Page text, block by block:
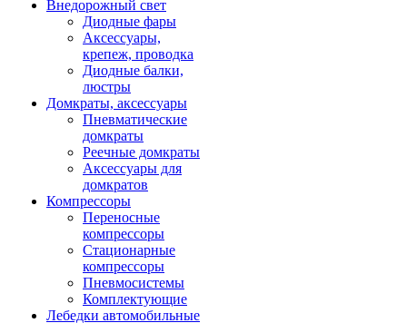
Внедорожный свет
Диодные фары
Аксессуары,
крепеж, проводка
Диодные балки,
люстры
Домкраты, аксессуары
Пневматические
домкраты
Реечные домкраты
Аксессуары для
домкратов
Компрессоры
Переносные
компрессоры
Стационарные
компрессоры
Пневмосистемы
Комплектующие
Лебедки автомобильные